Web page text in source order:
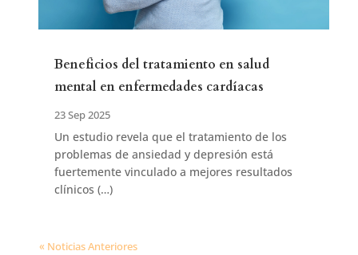
Beneficios del tratamiento en salud
mental en enfermedades cardíacas
23 Sep 2025
Un estudio revela que el tratamiento de los
problemas de ansiedad y depresión está
fuertemente vinculado a mejores resultados
clínicos (…)
« Noticias Anteriores